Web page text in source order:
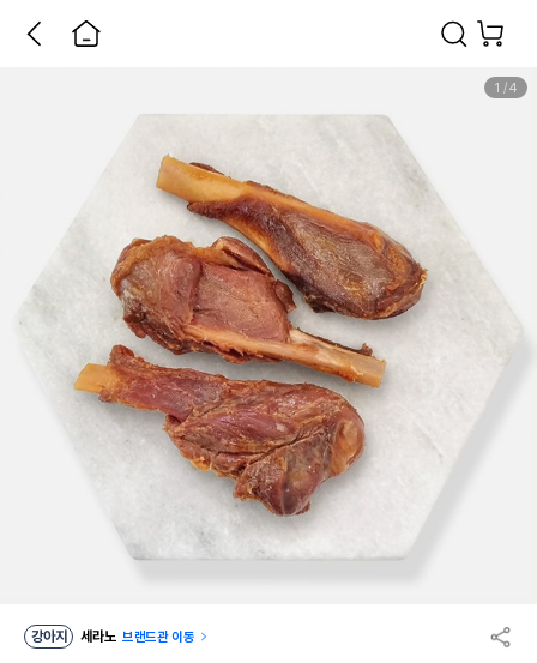
1 /4
강아지 세라노 브랜드관 이동